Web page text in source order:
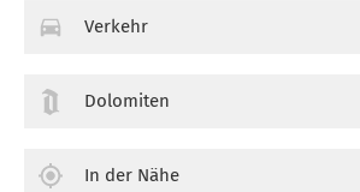
Verkehr
Dolomiten
In der Nähe